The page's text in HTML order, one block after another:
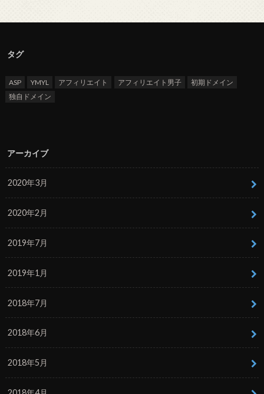
タグ
ASP YMYL アフィリエイト アフィリエイト男子
初期ドメイン
独自ドメイン
アーカイブ
2020年3月
2020年2月
2019年7月
2019年1月
2018年7月
2018年6月
2018年5月